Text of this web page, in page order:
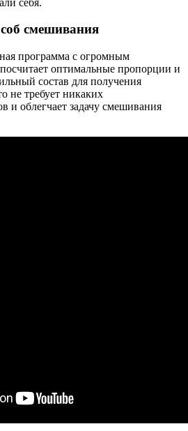
смешивания
программа с огромным
оптимальные пропорции и
состав для получения
не требует никаких
и облегчает задачу смешивания